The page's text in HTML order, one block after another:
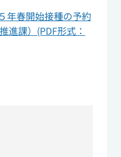
年春開始接種の予約
進課）(PDF形式：